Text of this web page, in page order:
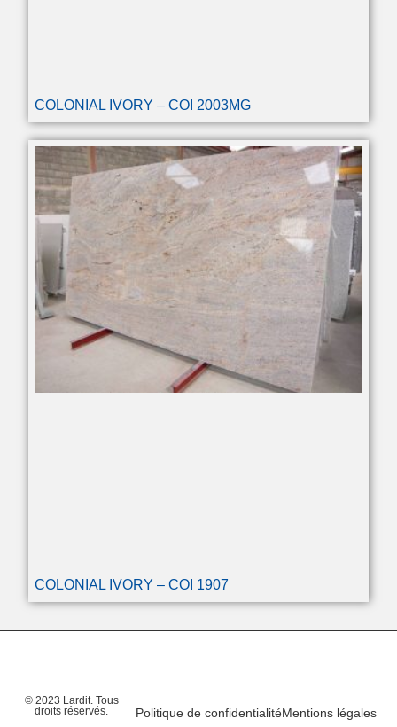
COLONIAL IVORY – COI 2003MG
COLONIAL IVORY – COI 1907
© 2023 Lardit. Tous
droits réservés.
Politique de confidentialitéMentions légales